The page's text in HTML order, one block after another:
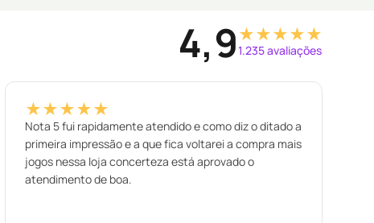
4,9★★★★★
1.235 avaliações
★★★★★
Nota 5 fui rapidamente atendido e como diz o ditado a
primeira impressão e a que fica voltarei a compra mais
jogos nessa loja concerteza está aprovado o
atendimento de boa.